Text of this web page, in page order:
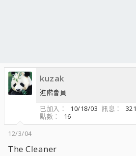
kuzak
進階會員
已加入
10/18/03 訊息 321
點數
16
12/3/04
The Cleaner